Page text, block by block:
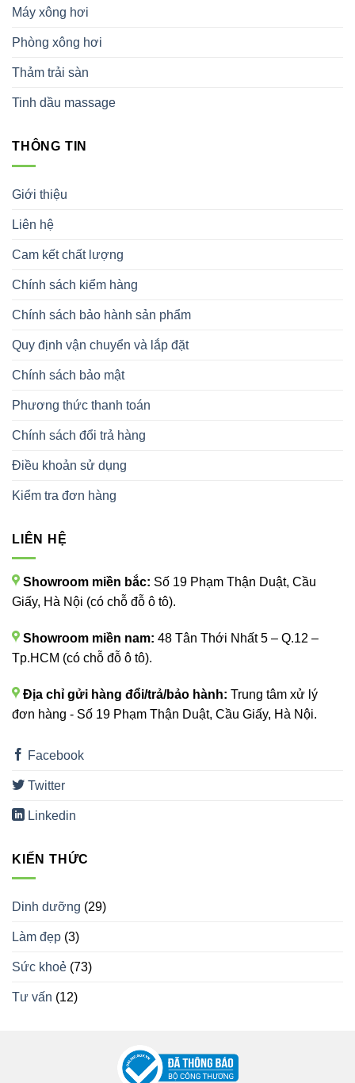
Máy xông hơi
Phòng xông hơi
Thảm trải sàn
Tinh dầu massage
THÔNG TIN
Giới thiệu
Liên hệ
Cam kết chất lượng
Chính sách kiểm hàng
Chính sách bảo hành sản phẩm
Quy định vận chuyển và lắp đặt
Chính sách bảo mật
Phương thức thanh toán
Chính sách đổi trả hàng
Điều khoản sử dụng
Kiểm tra đơn hàng
LIÊN HỆ
Showroom miền bắc: Số 19 Phạm Thận Duật, Cầu
Giấy, Hà Nội (có chỗ đỗ ô tô).
Showroom miền nam: 48 Tân Thới Nhất 5 – Q.12 –
Tp.HCM (có chỗ đỗ ô tô).
Địa chỉ gửi hàng đổi/trả/bảo hành: Trung tâm xử lý
đơn hàng - Số 19 Phạm Thận Duật, Cầu Giấy, Hà Nội.
Facebook
Twitter
Linkedin
KIẾN THỨC
Dinh dưỡng (29)
Làm đẹp (3)
Sức khoẻ (73)
Tư vấn (12)